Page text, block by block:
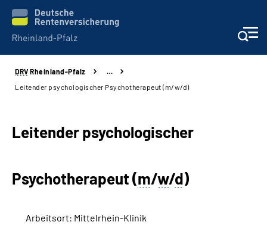
Unsere Leistungen
Karriere
DRV Rheinland-Pfalz
…
Leitender psychologischer Psychotherapeut (m/w/d)
Leitender psychologischer
Psychotherapeut (m/w/d)
Arbeitsort: Mittelrhein-Klinik